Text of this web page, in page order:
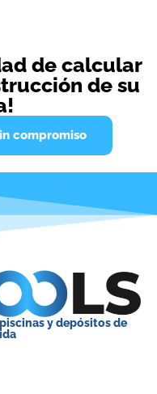
de calcular
de su
compromiso
y depósitos de